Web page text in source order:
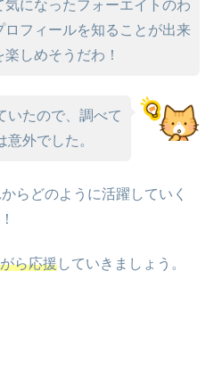
気になったフォーエイトのわ
ロフィールを知ることが出来
しめそうだわ！
いたので、調べて
外でした。
らどのように活躍していく
ら応援していきましょう。